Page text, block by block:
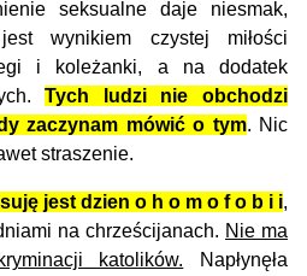
seksualne daje niesmak,
wynikiem czystej miłości
i koleżanki, a na dodatek
Tych ludzi nie obchodzi
zaczynam mówić o tym. Nic
straszenie.
jest dzien o h o m o f o b i i,
na chrześcijanach. Nie ma
katolików. Napłynęła